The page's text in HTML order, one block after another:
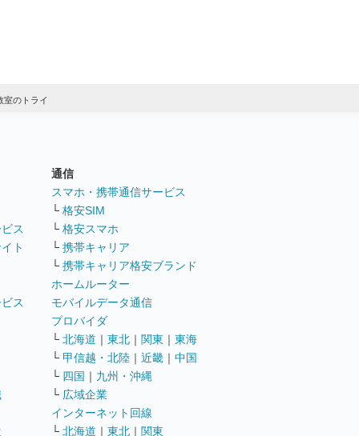
室のトライ
ス
ト
ス
通信
スマホ・携帯通信サービス
└ 格安SIM
└ 格安スマホ
└ 携帯キャリア
└ 携帯キャリア格安ブランド
ホームルーター
モバイルデータ通信
プロバイダ
└ 北海道 ｜ 東北 ｜ 関東 ｜ 東海
└ 甲信越・北陸 ｜ 近畿 ｜ 中国
└ 四国 ｜ 九州・沖縄
└ 広域企業
インターネット回線
└ 北海道 ｜ 東北 ｜ 関東